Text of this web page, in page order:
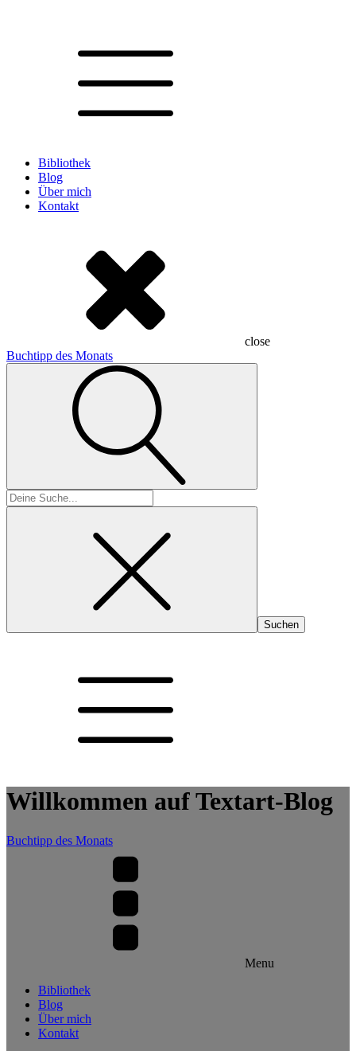
Bibliothek
Blog
Über mich
Kontakt
close
Buchtipp des Monats
Suchen
nach:
Willkommen auf Textart-Blog
Buchtipp des Monats
Menu
Bibliothek
Blog
Über mich
Kontakt